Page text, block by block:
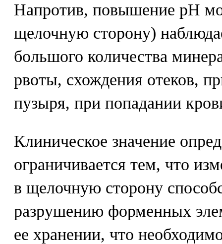
Напротив, повышение рН
щелочную сторону)
большого количества
рвоты, схождения отеков,
пузыря, при попадании
Клиническое значение
ограничивается тем, что
в щелочную сторону
разрушению форменных
ее хранении, что